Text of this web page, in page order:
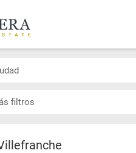
Más filtros